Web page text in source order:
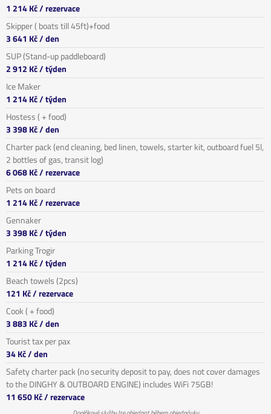
1 214 Kč/ rezervace
Skipper ( boats till 45ft)+food
3 641 Kč/ den
SUP (Stand-up paddleboard)
2 912 Kč/ týden
Ice Maker
1 214 Kč/ týden
Hostess ( + food)
3 398 Kč/ den
Charter pack (end cleaning, bed linen, towels, starter kit, outboard fuel 5l,
2 bottles of gas, transit log)
6 068 Kč/ rezervace
Pets on board
1 214 Kč/ rezervace
Gennaker
3 398 Kč/ týden
Parking Trogir
1 214 Kč/ týden
Beach towels (2pcs)
121 Kč/ rezervace
Cook ( + food)
3 883 Kč/ den
Tourist tax per pax
34 Kč/ den
Safety charter pack (no security deposit to pay, does not cover damages
to the DINGHY & OUTBOARD ENGINE) includes WiFi 75GB!
11 650 Kč/ rezervace